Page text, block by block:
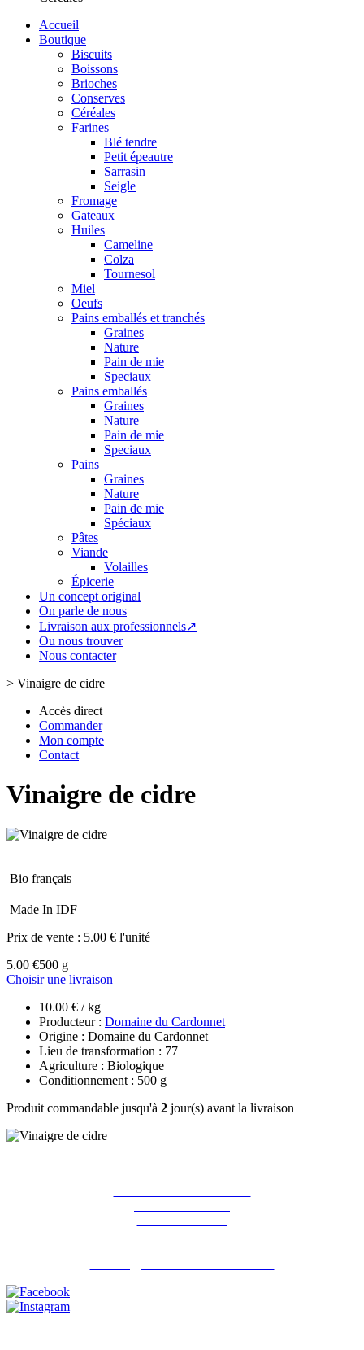
Accueil
Boutique
Biscuits
Boissons
Brioches
Conserves
Céréales
Farines
Blé tendre
Petit épeautre
Sarrasin
Seigle
Fromage
Gateaux
Huiles
Cameline
Colza
Tournesol
Miel
Oeufs
Pains emballés et tranchés
Graines
Nature
Pain de mie
Speciaux
Pains emballés
Graines
Nature
Pain de mie
Speciaux
Pains
Graines
Nature
Pain de mie
Spéciaux
Pâtes
Viande
Volailles
Épicerie
Un concept original
On parle de nous
Livraison aux professionnels↗
Ou nous trouver
Nous contacter
> Vinaigre de cidre
Accès direct
Commander
Mon compte
Contact
Vinaigre de cidre
Bio français
Made In IDF
Prix de vente : 5.00 € l'unité
5.00 €500 g
Choisir une livraison
10.00 € / kg
Producteur : Domaine du Cardonnet
Origine : Domaine du Cardonnet
Lieu de transformation : 77
Agriculture : Biologique
Conditionnement : 500 g
Produit commandable jusqu'à 2 jour(s) avant la livraison